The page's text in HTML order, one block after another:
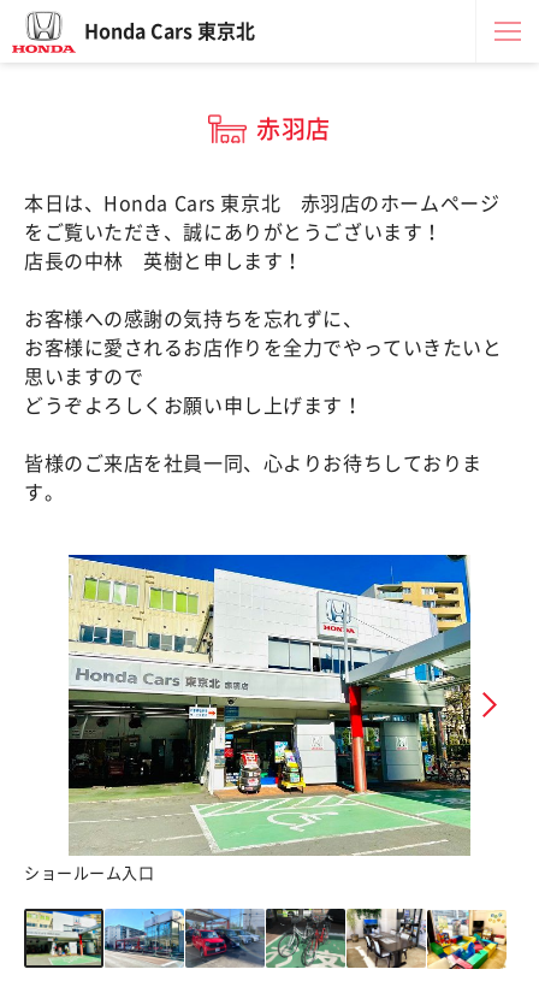
Honda Cars 東京北
赤羽店
本日は、Honda Cars 東京北 赤羽店のホームページ
をご覧いただき、誠にありがとうございます！
店長の中林 英樹と申します！
お客様への感謝の気持ちを忘れずに、
お客様に愛されるお店作りを全力でやっていきたいと
思いますので
どうぞよろしくお願い申し上げます！
皆様のご来店を社員一同、心よりお待ちしておりま
す。
ショールーム入口